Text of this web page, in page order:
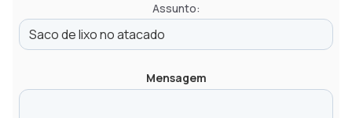
Assunto:
Mensagem